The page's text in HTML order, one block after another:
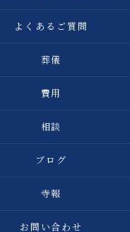
よくあるご質問
葬儀
費用
相談
ブログ
寺報
お問い合わせ